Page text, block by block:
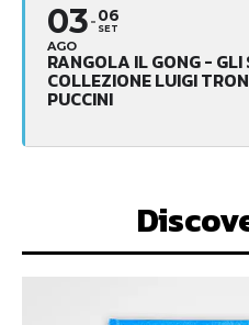
03
AGO
06
SET
RANGOLA IL GONG -
COLLEZIONE LUIGI
PUCCINI